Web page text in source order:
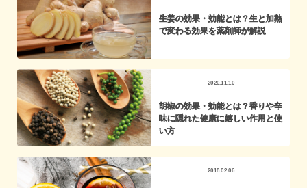
生姜の効果・効能とは？生と加熱
で変わる効果を薬剤師が解説
2020.11.10
胡椒の効果・効能とは？香りや辛
味に隠れた健康に嬉しい作用と使
い方
2018.02.06